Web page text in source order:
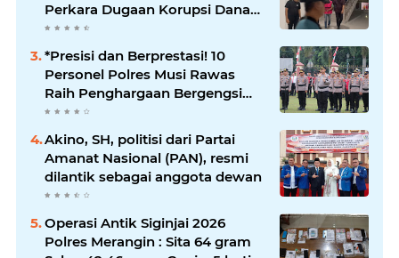
Perkara Dugaan Korupsi Dana
Peremajaan PSR
*Presisi dan Berprestasi! 10
Personel Polres Musi Rawas
Raih Penghargaan Bergengsi
dari Kapolda Sumsel*
Akino, SH, politisi dari Partai
Amanat Nasional (PAN), resmi
dilantik sebagai anggota dewan
Operasi Antik Siginjai 2026
Polres Merangin : Sita 64 gram